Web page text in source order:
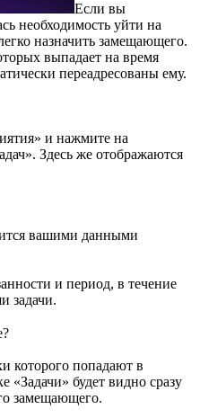
Если вы
необходимость уйти на
назначить замещающего.
выпадает на время
переадресованы ему.
и нажмите на
Здесь же отображаются
вашими данными
и период, в течение
задачи.
которого попадают в
«Задачи» будет видно сразу
замещающего.